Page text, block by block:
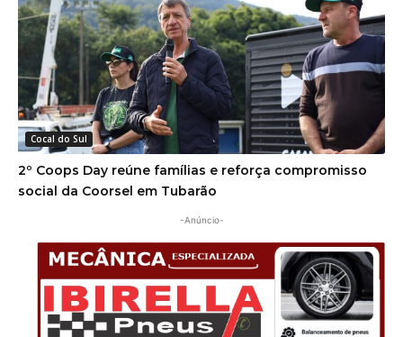
Cocal do Sul
2º Coops Day reúne famílias e reforça compromisso
social da Coorsel em Tubarão
-Anúncio-